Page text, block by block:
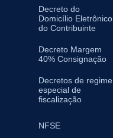
Decreto do
Domicílio Eletrônico
do Contribuinte
Decreto Margem
40% Consignação
Decretos de regime
especial de
fiscalização
NFSE